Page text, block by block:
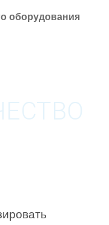
оборудования